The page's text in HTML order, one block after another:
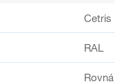
Cetris
RAL